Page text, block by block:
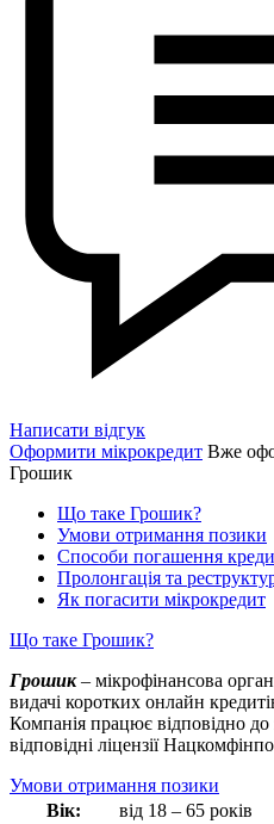
Написати відгук
Оформити мікрокредит Вже
Грошик
Що таке Грошик?
Умови отримання позики
Способи погашення
Пролонгація та
Як погасити мікрокредит
Що таке Грошик?
Грошик– мікрофінансова
видачі коротких онлайн
Компанія працює відповідно до
відповідні ліцензії
Умови отримання позики
Вік:
від 18 – 65 років